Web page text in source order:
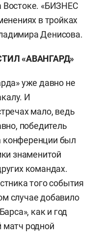
Востоке. «БИЗНЕС
в тройках
Денисова.
«АВАНГАРД»
уже давно не
И
мало, ведь
победитель
конференции был
знаменитой
командах.
того события
случае добавило
как и год
матч родной